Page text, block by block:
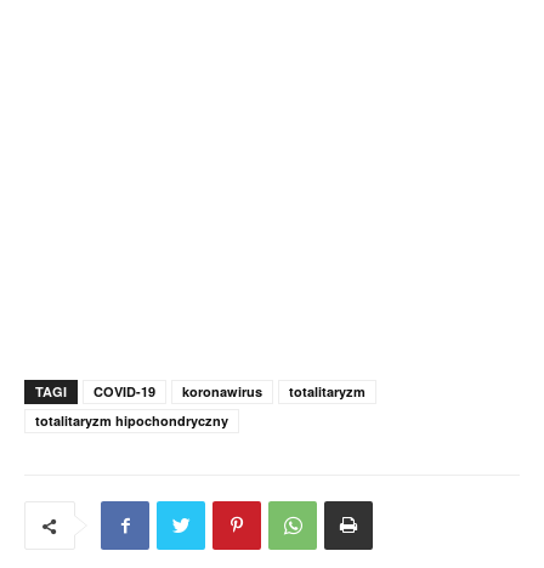
TAGI COVID-19 koronawirus
totalitaryzm
totalitaryzm hipochondryczny